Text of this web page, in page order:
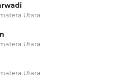
Utara
Utara
Utara